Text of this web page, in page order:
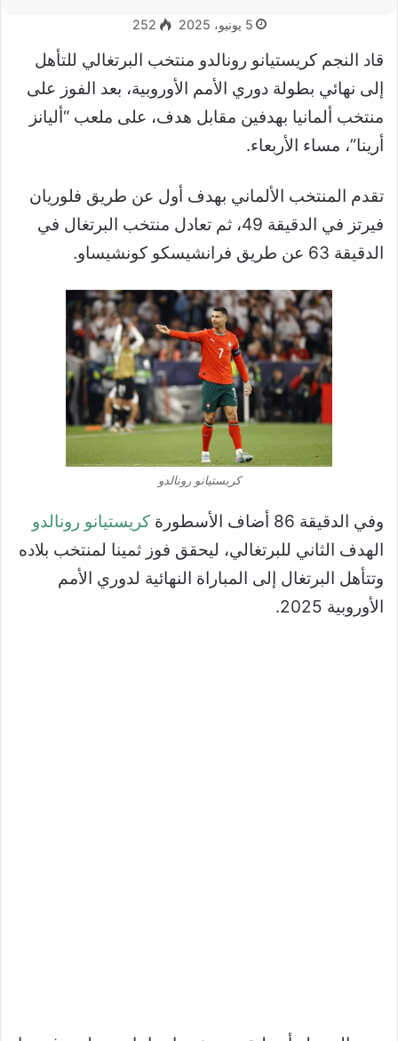
5 يونيو، 2025 252
قاد النجم كريستيانو رونالدو منتخب البرتغالي للتأهل
إلى نهائي بطولة دوري الأمم الأوروبية، بعد الفوز على
منتخب ألمانيا بهدفين مقابل هدف، على ملعب “أليانز
أرينا”، مساء الأربعاء.
تقدم المنتخب الألماني بهدف أول عن طريق فلوريان
فيرتز في الدقيقة 49، ثم تعادل منتخب البرتغال في
الدقيقة 63 عن طريق فرانشيسكو كونشيساو.
كريستيانو رونالدو
وفي الدقيقة 86 أضاف الأسطورة
كريستيانو رونالدو
الهدف الثاني للبرتغالي، ليحقق فوز ثمينا لمنتخب بلاده
وتتأهل البرتغال إلى المباراة النهائية لدوري الأمم
الأوروبية 2025.